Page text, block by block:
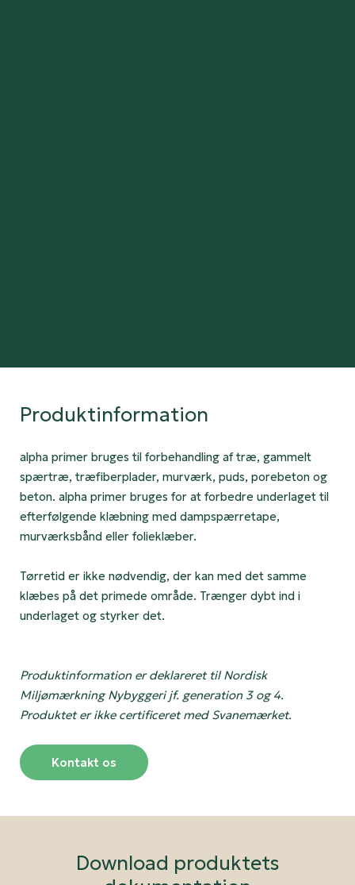
Produktinformation
alpha primer bruges til forbehandling af træ, gammelt
spærtræ, træfiberplader, murværk, puds, porebeton og
beton. alpha primer bruges for at forbedre underlaget til
efterfølgende klæbning med dampspærretape,
murværksbånd eller folieklæber.
Tørretid er ikke nødvendig, der kan med det samme
klæbes på det primede område. Trænger dybt ind i
underlaget og styrker det.
Produktinformation er deklareret til Nordisk
Miljømærkning Nybyggeri jf. generation 3 og 4.
Produktet er ikke certificeret med Svanemærket.
Kontakt os
Download produktets